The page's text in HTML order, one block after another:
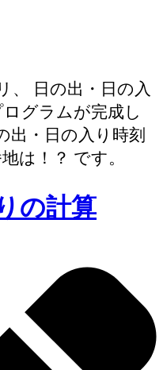
、 日の出・日の入
グラムが完成し
出・日の入り時刻
は！？ です。
の計算